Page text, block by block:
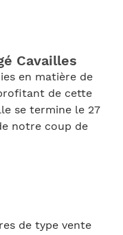
Cavailles
en matière de
de cette
se termine le 27
notre coup de
de type vente